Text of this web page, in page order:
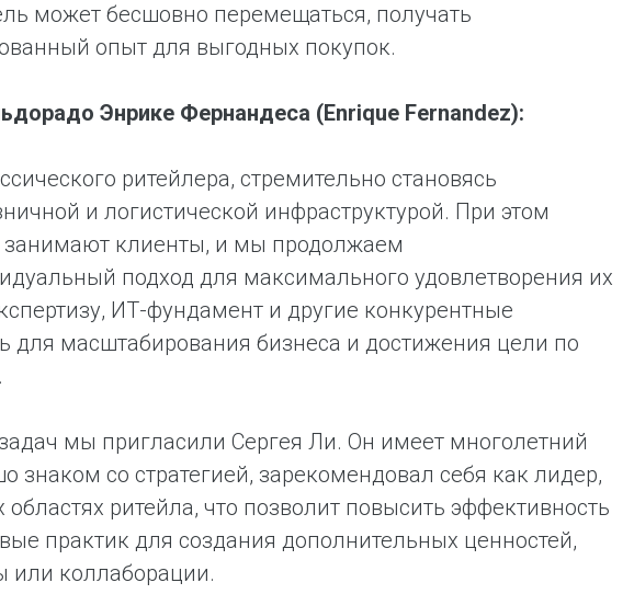
может бесшовно перемещаться, получать
опыт для выгодных покупок.
Энрике Фернандеса (Enrique Fernandez):
ритейлера, стремительно становясь
и логистической инфраструктурой. При этом
клиенты, и мы продолжаем
подход для максимального удовлетворения их
ИТ-фундамент и другие конкурентные
масштабирования бизнеса и достижения цели по
мы пригласили Сергея Ли. Он имеет многолетний
со стратегией, зарекомендовал себя как лидер,
ритейла, что позволит повысить эффективность
практик для создания дополнительных ценностей,
или коллаборации.